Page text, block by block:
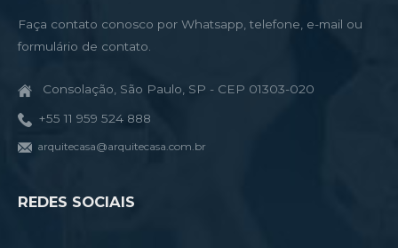
Faça contato conosco por Whatsapp, telefone, e-mail ou
formulário de contato.
Consolação, São Paulo, SP - CEP 01303-020
+55 11 959 524 888
arquitecasa@arquitecasa.com.br
REDES SOCIAIS